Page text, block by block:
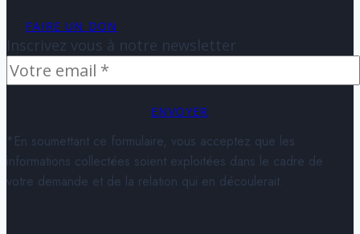
FAIRE UN DON
Inscrivez vous à notre newsletter
ENVOYER
*En soumettant ce formulaire, vous acceptez que les
informations collectées soient exploitées dans le cadre de
votre demande et de la relation qui en découlerait.